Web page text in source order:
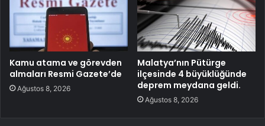
Kamu atama ve görevden
almaları Resmi Gazete’de
Ağustos 8, 2026
Malatya’nın Pütürge
ilçesinde 4 büyüklüğünde
deprem meydana geldi.
Ağustos 8, 2026